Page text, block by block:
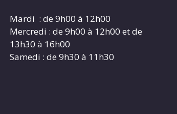
Mardi : de 9h00 à 12h00
Mercredi : de 9h00 à 12h00 et de
13h30 à 16h00
Samedi : de 9h30 à 11h30